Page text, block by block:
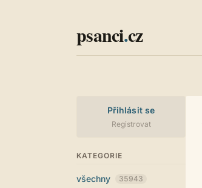
psanci.cz
Přihlásit se
Registrovat
KATEGORIE
všechny 35943